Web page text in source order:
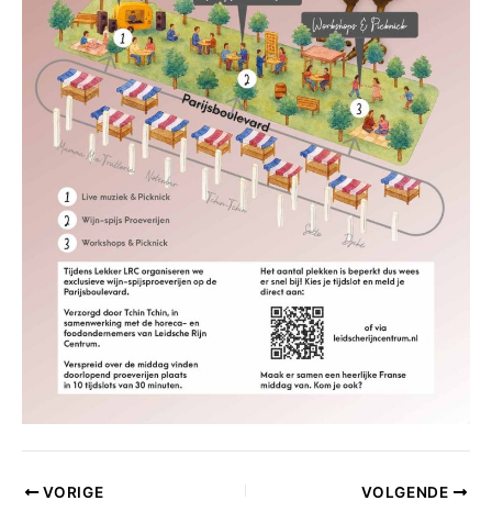
VORIGE VOLGENDE